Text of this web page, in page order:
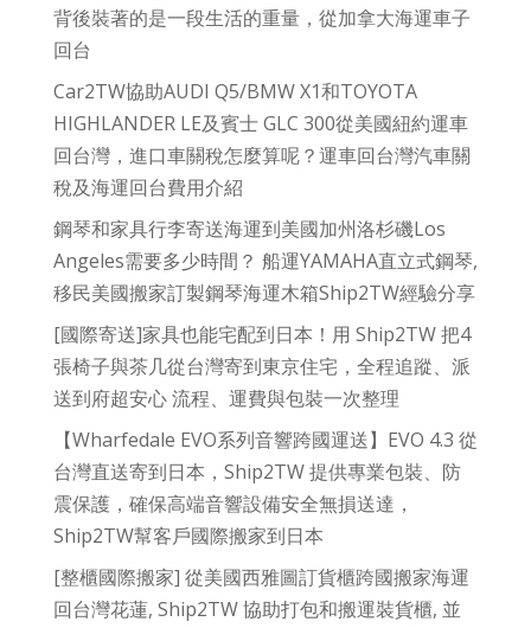
背後裝著的是一段生活的重量，從加拿大海運車子
回台
Car2TW協助AUDI Q5/BMW X1和TOYOTA
HIGHLANDER LE及賓士 GLC 300從美國紐約運車
回台灣，進口車關稅怎麼算呢？運車回台灣汽車關
稅及海運回台費用介紹
鋼琴和家具行李寄送海運到美國加州洛杉磯Los
Angeles需要多少時間？ 船運YAMAHA直立式鋼琴,
移民美國搬家訂製鋼琴海運木箱Ship2TW經驗分享
[國際寄送]家具也能宅配到日本！用 Ship2TW 把4
張椅子與茶几從台灣寄到東京住宅，全程追蹤、派
送到府超安心 流程、運費與包裝一次整理
【Wharfedale EVO系列音響跨國運送】EVO 4.3 從
台灣直送寄到日本，Ship2TW 提供專業包裝、防
震保護，確保高端音響設備安全無損送達，
Ship2TW幫客戶國際搬家到日本
[整櫃國際搬家] 從美國西雅圖訂貨櫃跨國搬家海運
回台灣花蓮, Ship2TW 協助打包和搬運裝貨櫃, 並